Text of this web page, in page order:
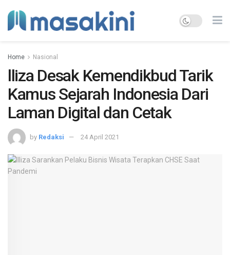
Home Nasional
lliza Desak Kemendikbud Tarik
Kamus Sejarah Indonesia Dari
Laman Digital dan Cetak
by Redaksi 24 April 2021